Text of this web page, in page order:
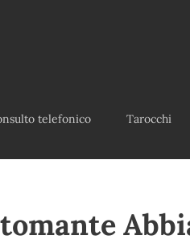
telefonico Tarocchi